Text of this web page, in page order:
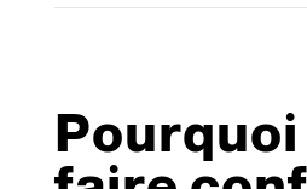
Pourquoi